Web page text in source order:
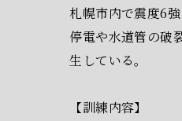
札幌市内で震度6
停電や水道管の破
生している。
【訓練内容】